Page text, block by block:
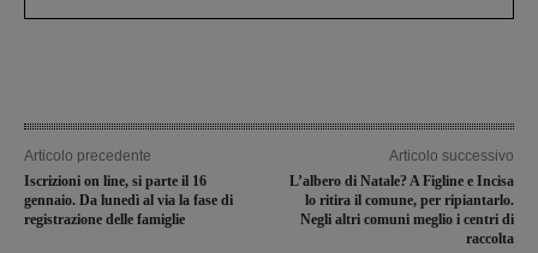
Articolo precedente
Iscrizioni on line, si parte il 16
gennaio. Da lunedì al via la fase di
registrazione delle famiglie
Articolo successivo
L’albero di Natale? A Figline e Incisa
lo ritira il comune, per ripiantarlo.
Negli altri comuni meglio i centri di
raccolta